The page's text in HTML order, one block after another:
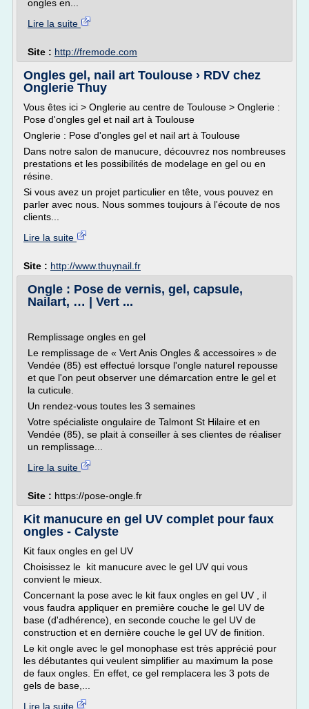
ongles en...
Lire la suite
Site : http://fremode.com
Ongles gel, nail art Toulouse › RDV chez
Onglerie Thuy
Vous êtes ici > Onglerie au centre de Toulouse > Onglerie :
Pose d'ongles gel et nail art à Toulouse
Onglerie : Pose d'ongles gel et nail art à Toulouse
Dans notre salon de manucure, découvrez nos nombreuses
prestations et les possibilités de modelage en gel ou en
résine.
Si vous avez un projet particulier en tête, vous pouvez en
parler avec nous. Nous sommes toujours à l'écoute de nos
clients...
Lire la suite
Site : http://www.thuynail.fr
Ongle : Pose de vernis, gel, capsule,
Nailart, … | Vert ...
Remplissage ongles en gel
Le remplissage de « Vert Anis Ongles & accessoires » de
Vendée (85) est effectué lorsque l'ongle naturel repousse
et que l'on peut observer une démarcation entre le gel et
la cuticule.
Un rendez-vous toutes les 3 semaines
Votre spécialiste ongulaire de Talmont St Hilaire et en
Vendée (85), se plait à conseiller à ses clientes de réaliser
un remplissage...
Lire la suite
Site : https://pose-ongle.fr
Kit manucure en gel UV complet pour faux
ongles - Calyste
Kit faux ongles en gel UV
Choisissez le kit manucure avec le gel UV qui vous
convient le mieux.
Concernant la pose avec le kit faux ongles en gel UV , il
vous faudra appliquer en première couche le gel UV de
base (d'adhérence), en seconde couche le gel UV de
construction et en dernière couche le gel UV de finition.
Le kit ongle avec le gel monophase est très apprécié pour
les débutantes qui veulent simplifier au maximum la pose
de faux ongles. En effet, ce gel remplacera les 3 pots de
gels de base,...
Lire la suite